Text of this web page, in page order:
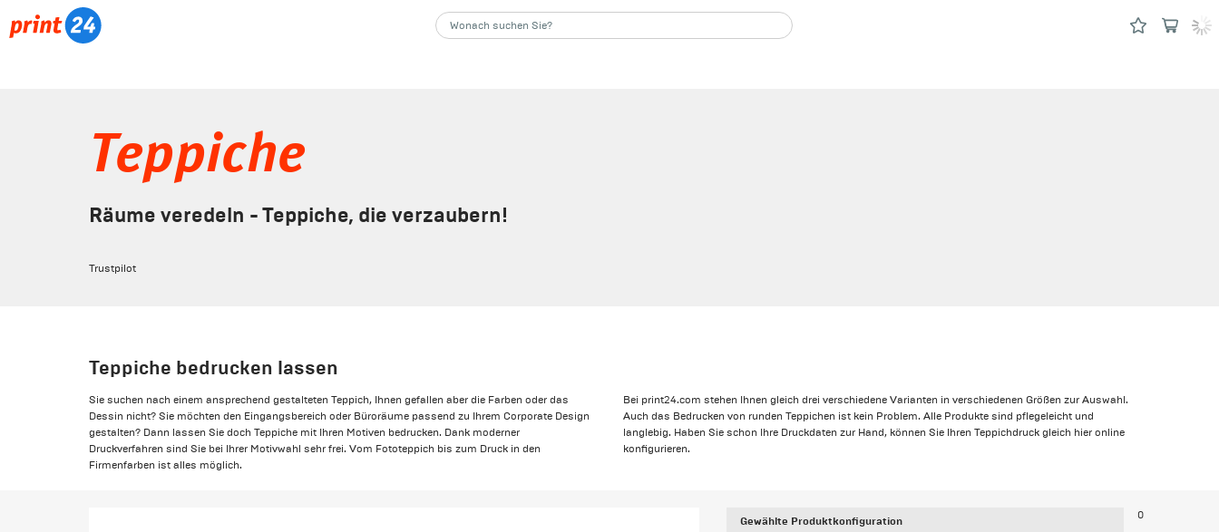
Teppiche
Räume veredeln - Teppiche, die verzaubern!
Trustpilot
Teppiche bedrucken lassen
Sie suchen nach einem ansprechend gestalteten Teppich, Ihnen gefallen aber die Farben oder das
Dessin nicht? Sie möchten den Eingangsbereich oder Büroräume passend zu Ihrem Corporate Design
gestalten? Dann lassen Sie doch Teppiche mit Ihren Motiven bedrucken. Dank moderner
Druckverfahren sind Sie bei Ihrer Motivwahl sehr frei. Vom Fototeppich bis zum Druck in den
Firmenfarben ist alles möglich.
Bei print24.com stehen Ihnen gleich drei verschiedene Varianten in verschiedenen Größen zur Auswahl.
Auch das Bedrucken von runden Teppichen ist kein Problem. Alle Produkte sind pflegeleicht und
langlebig. Haben Sie schon Ihre Druckdaten zur Hand, können Sie Ihren Teppichdruck gleich hier online
konfigurieren.
Gewählte Produktkonfiguration 0